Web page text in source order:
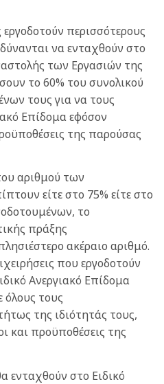
εργοδοτούν περισσότερους
να ενταχθούν στο
των Εργασιών της
το 60% του συνολικού
τους για να τους
Επίδομα εφόσον
της παρούσας
αριθμού των
είτε στο 75% είτε στο
το
πράξης
ακέραιο αριθμό.
που εργοδοτούν
Ανεργιακό Επίδομα
όλους τους
της ιδιότητάς τους,
και προϋποθέσεις της
ενταχθούν στο Ειδικό